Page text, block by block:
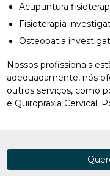
Acupuntura
Fisioterapia
Osteopatia
Nossos profissionais
adequadamente, nós
outros serviços, como
e Quiropraxia Cervical.